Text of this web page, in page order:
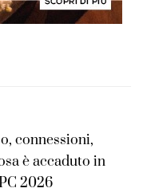
connessioni,
è accaduto in
2026